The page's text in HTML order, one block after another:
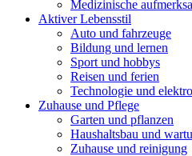
Medizinische
Aktiver Lebensstil
Auto und fahrzeuge
Bildung und lernen
Sport und hobbys
Reisen und ferien
Technologie und
Zuhause und Pflege
Garten und pflanzen
Haushaltsbau und
Zuhause und reinigung